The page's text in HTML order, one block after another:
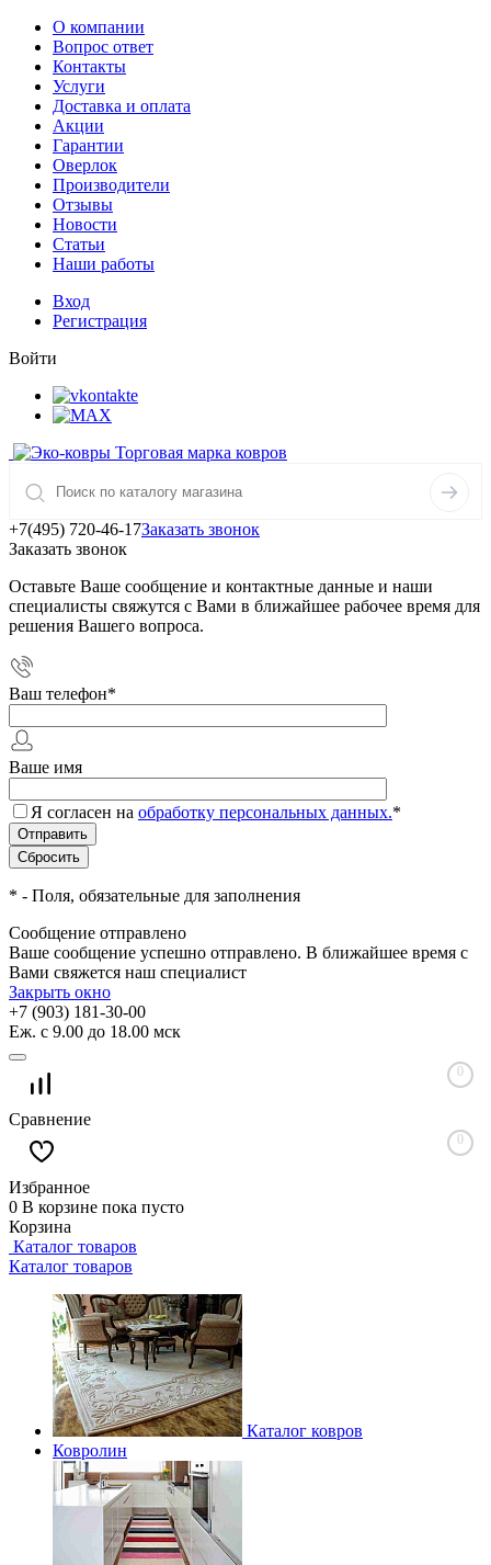
О компании
Вопрос ответ
Контакты
Услуги
Доставка и оплата
Акции
Гарантии
Оверлок
Производители
Отзывы
Новости
Статьи
Наши работы
Вход
Регистрация
Войти
Торговая марка ковров
+7(495) 720-46-17Заказать звонок
Заказать звонок
Оставьте Ваше сообщение и контактные данные и наши
специалисты свяжутся с Вами в ближайшее рабочее время для
решения Вашего вопроса.
Ваш телефон*
Ваше имя
Я согласен на обработку персональных данных.*
* - Поля, обязательные для заполнения
Сообщение отправлено
Ваше сообщение успешно отправлено. В ближайшее время с
Вами свяжется наш специалист
Закрыть окно
+7 (903) 181-30-00
Еж. с 9.00 до 18.00 мск
0
Сравнение
0
Избранное
0 В корзине пока пусто
Корзина
Каталог товаров
Каталог товаров
Каталог ковров
Ковролин